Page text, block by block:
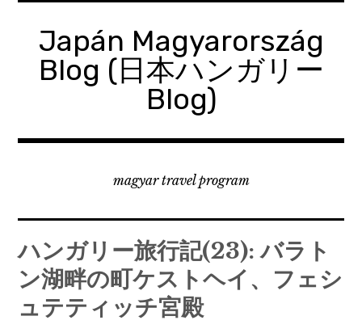
Japán Magyarország
Blog (日本ハンガリー
Blog)
magyar travel program
ハンガリー旅行記(23): バラト
ン湖畔の町ケストヘイ、フェシ
ュテティッチ宮殿